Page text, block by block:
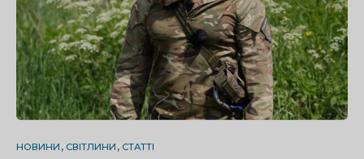
НОВИНИ СВІТЛИНИ СТАТТІ